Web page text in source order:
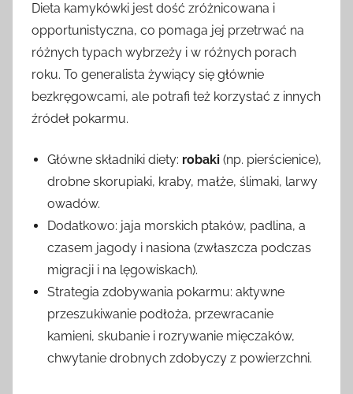
Dieta kamykówki jest dość zróżnicowana i
opportunistyczna, co pomaga jej przetrwać na
różnych typach wybrzeży i w różnych porach
roku. To generalista żywiący się głównie
bezkręgowcami, ale potrafi też korzystać z innych
źródeł pokarmu.
Główne składniki diety: robaki (np. pierścienice),
drobne skorupiaki, kraby, małże, ślimaki, larwy
owadów.
Dodatkowo: jaja morskich ptaków, padlina, a
czasem jagody i nasiona (zwłaszcza podczas
migracji i na lęgowiskach).
Strategia zdobywania pokarmu: aktywne
przeszukiwanie podłoża, przewracanie
kamieni, skubanie i rozrywanie mięczaków,
chwytanie drobnych zdobyczy z powierzchni.